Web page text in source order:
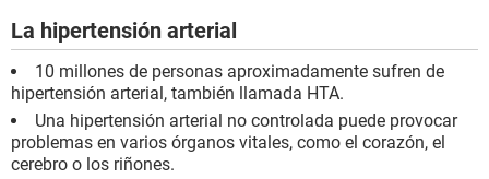
La hipertensión arterial
10 millones de personas aproximadamente sufren de
hipertensión arterial, también llamada HTA.
Una hipertensión arterial no controlada puede provocar
problemas en varios órganos vitales, como el corazón, el
cerebro o los riñones.